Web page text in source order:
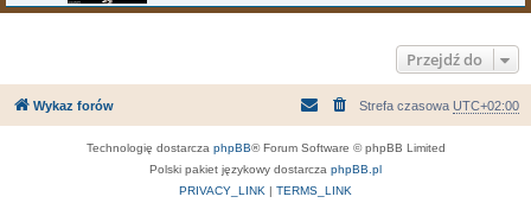
Przejdź do
Wykaz forów Strefa czasowa UTC+02:00
Technologię dostarcza phpBB® Forum Software © phpBB Limited
Polski pakiet językowy dostarcza phpBB.pl
PRIVACY_LINK | TERMS_LINK